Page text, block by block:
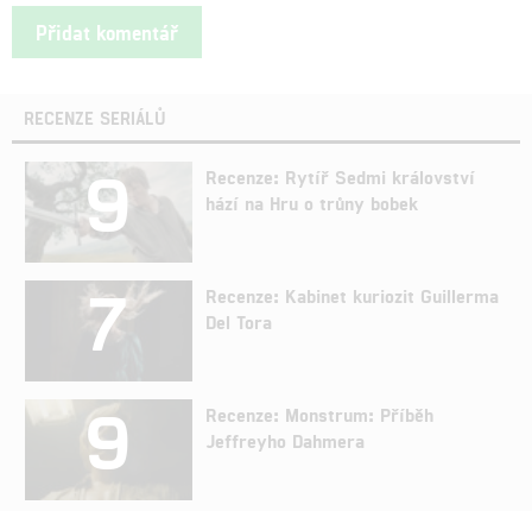
RECENZE SERIÁLŮ
9
Recenze: Rytíř Sedmi království
hází na Hru o trůny bobek
7
Recenze: Kabinet kuriozit Guillerma
Del Tora
9
Recenze: Monstrum: Příběh
Jeffreyho Dahmera